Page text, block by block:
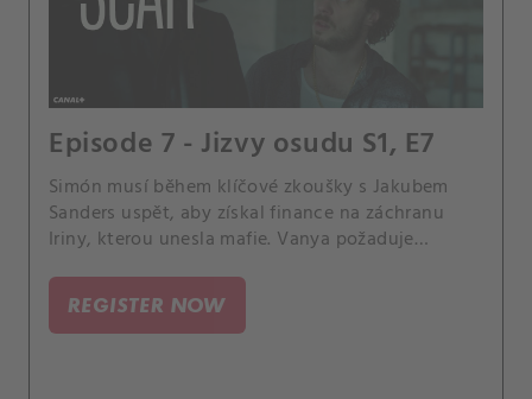
Episode 7 - Jizvy osudu S1, E7
Simón musí během klíčové zkoušky s Jakubem
Sanders uspět, aby získal finance na záchranu
Iriny, kterou unesla mafie. Vanya požaduje
REGISTER NOW